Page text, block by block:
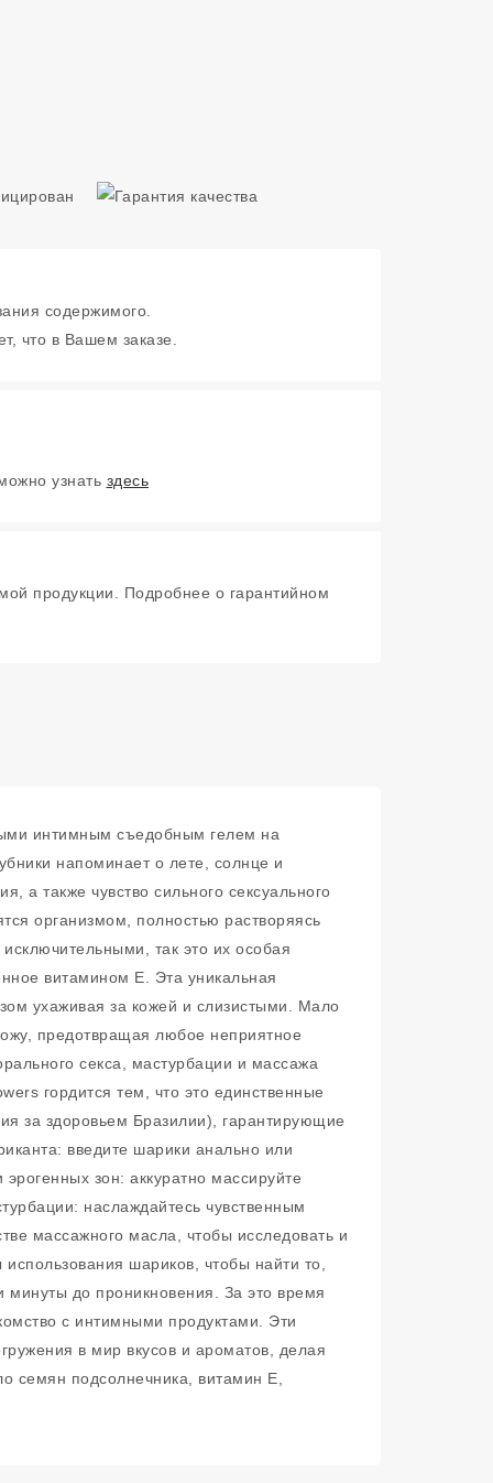
содержимого.
что в Вашем заказе.
узнать здесь
продукции. Подробнее о гарантийном
интимным съедобным гелем на
напоминает о лете, солнце и
а также чувство сильного сексуального
организмом, полностью растворяясь
так это их особая
витамином Е. Эта уникальная
ухаживая за кожей и слизистыми. Мало
предотвращая любое неприятное
секса, мастурбации и массажа
гордится тем, что это единственные
за здоровьем Бразилии), гарантирующие
введите шарики анально или
зон: аккуратно массируйте
наслаждайтесь чувственным
массажного масла, чтобы исследовать и
шариков, чтобы найти то,
минуты до проникновения. За это время
с интимными продуктами. Эти
в мир вкусов и ароматов, делая
подсолнечника, витамин Е,